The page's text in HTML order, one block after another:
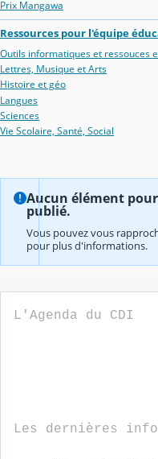
Prix Mangawa
Ressources pour l'équipe
Outils informatiques et ressouces
Lettres, Musique et Arts
Histoire et géo
Langues
Sciences
Vie Scolaire, Santé, Social
Aucun élément
publié.
Vous pouvez vous
pour plus d'informations.
L'Agenda du CDI
Les dernières